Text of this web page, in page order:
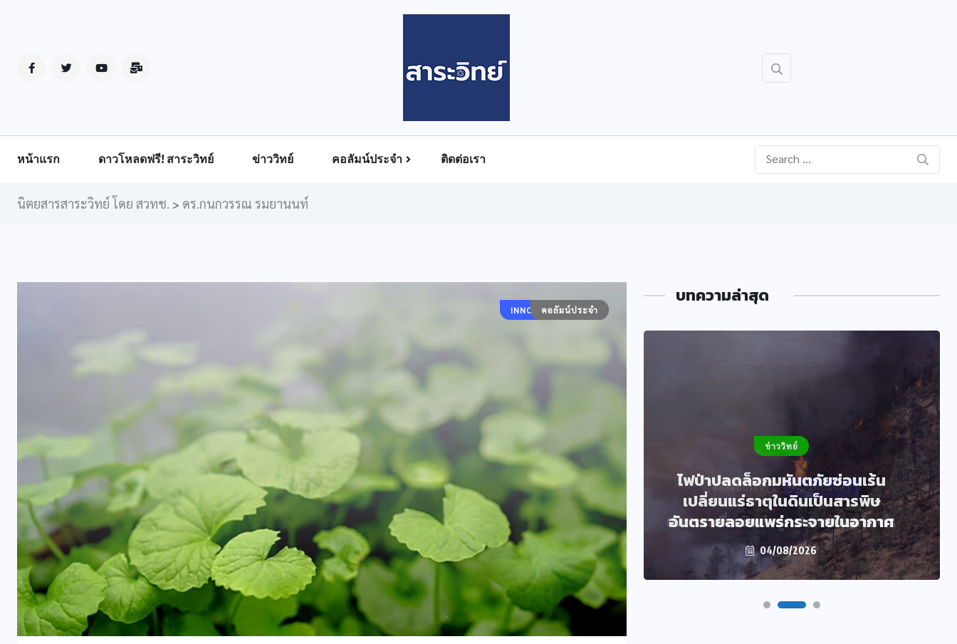
หน้าแรก ดาวโหลดฟรี! สาระวิทย์ ข่าววิทย์ คอลัมน์ประจำ ติดต่อเรา
นิตยสารสาระวิทย์ โดย สวทช. > ดร.กนกวรรณ รมยานนท์
INNOVATION GROWS
คอลัมน์ประจำ
บทความล่าสุด
MIT ร่วมมือ Samsung ปลดล็อก
ขีดจำกัดไดโอดเปล่งแสงควอน
ตัมดอต ยืดอายุการใช้งานพุ่ง
5,000 เท่า พร้อมปฏิวัติจอภาพยุค
ใหม่
04/08/2026
คอลัมน์ประจำ ปั้นน้ำเป็นปลา
เปิดรายชื่อนักล่าลูกปลาหมอคางดำ
05/08/2026
ข่าววิทย์
ไฟป่าปลดล็อกมหันตภัยซ่อนเร้น
เปลี่ยนแร่ธาตุในดินเป็นสารพิษ
อันตรายลอยแพร่กระจายในอากาศ
04/08/2026